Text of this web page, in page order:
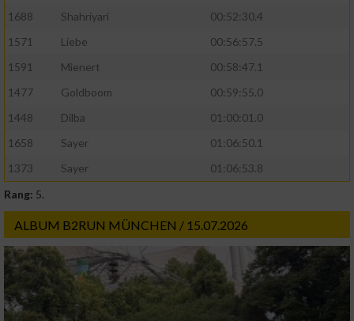
1688
Shahriyari
00:52:30.4
1571
Liebe
00:56:57.5
1591
Mienert
00:58:47.1
1477
Goldboom
00:59:55.0
1448
Dilba
01:00:01.0
1658
Sayer
01:06:50.1
1373
Sayer
01:06:53.8
Rang: 5.
ALBUM B2RUN MÜNCHEN / 15.07.2026